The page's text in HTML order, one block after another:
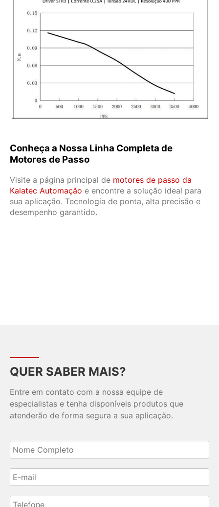
Conheça a Nossa Linha Completa de
Motores de Passo
Visite a página principal de motores de passo da
Kalatec Automação e encontre a solução ideal para
sua aplicação. Tecnologia de ponta, alta precisão e
desempenho garantido.
QUER SABER MAIS?
Entre em contato com a nossa equipe de
especialistas e tenha disponíveis produtos que
atenderão de forma segura a sua aplicação.